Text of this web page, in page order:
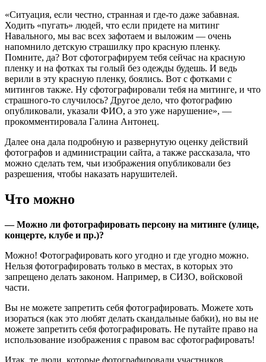
«Ситуация, если честно, странная и где-то даже забавная.
Ходить «пугать» людей, что если придете на митинг
Навального, мы вас всех зафотаем и выложим — очень
напомнило детскую страшилку про красную пленку.
Помните, да? Вот сфотографируем тебя сейчас на красную
пленку и на фотках ты голый без одежды будешь. И ведь
верили в эту красную пленку, боялись. Вот с фотками с
митингов также. Ну сфотографировали тебя на митинге, и что
страшного-то случилось? Другое дело, что фотографию
опубликовали, указали ФИО, а это уже нарушение», —
прокомментировала Галина Антонец.
Далее она дала подробную и развернутую оценку действий
фотографов и администрации сайта, а также рассказала, что
можно сделать тем, чьи изображения опубликовали без
разрешения, чтобы наказать нарушителей.
Что можно
— Можно ли фотографировать персону на митинге (улице,
концерте, клубе и пр.)?
Можно! Фотографировать кого угодно и где угодно можно.
Нельзя фотографировать только в местах, в которых это
запрещено делать законом. Например, в СИЗО, войсковой
части.
Вы не можете запретить себя фотографировать. Можете хоть
изораться (как это любят делать скандальные бабки), но вы не
можете запретить себя фотографировать. Не путайте право на
использование изображения с правом вас сфотографировать!
Итак, те люди, которые фотографировали участников